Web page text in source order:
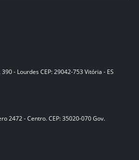
390 - Lourdes CEP: 29042-753 Vitória - ES
2472 - Centro. CEP: 35020-070 Gov.